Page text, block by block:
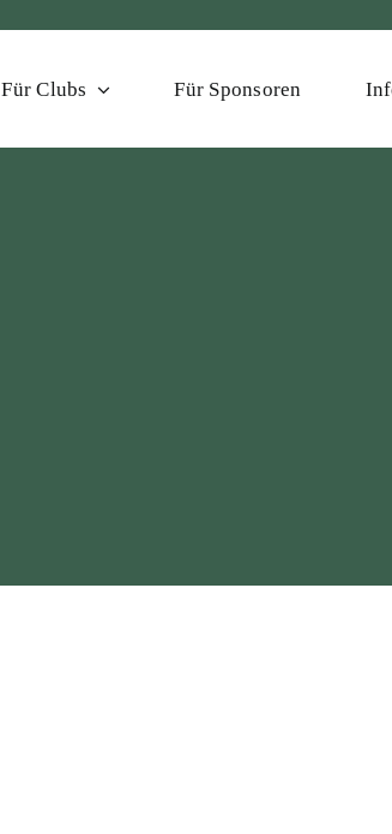
Für Clubs Für Sponsoren